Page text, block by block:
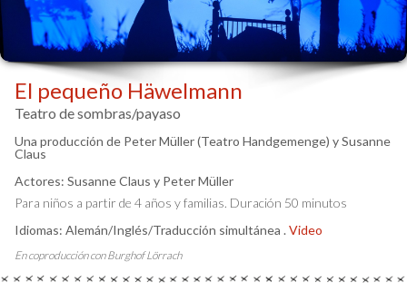
El pequeño Häwelmann
Teatro de sombras/payaso
Una producción de Peter Müller (Teatro Handgemenge) y Susanne
Claus
Actores: Susanne Claus y Peter Müller
Para niños a partir de 4 años y familias. Duración 50 minutos
Idiomas: Alemán/Inglés/Traducción simultánea .Video
En coproducción con Burghof Lörrach